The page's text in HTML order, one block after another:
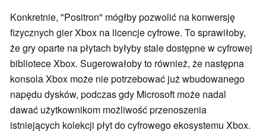
Konkretnie, "Positron" mógłby pozwolić na konwersję
fizycznych gier Xbox na licencje cyfrowe. To sprawiłoby,
że gry oparte na płytach byłyby stale dostępne w cyfrowej
bibliotece Xbox. Sugerowałoby to również, że następna
konsola Xbox może nie potrzebować już wbudowanego
napędu dysków, podczas gdy Microsoft może nadal
dawać użytkownikom możliwość przenoszenia
istniejących kolekcji płyt do cyfrowego ekosystemu Xbox.